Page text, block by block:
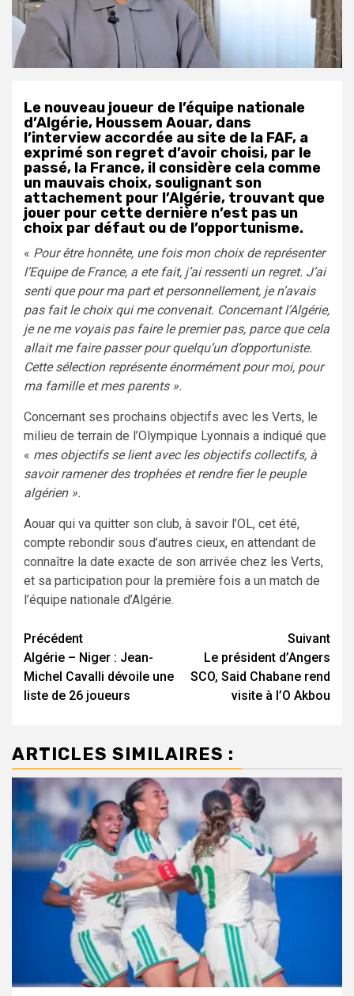
Le nouveau joueur de l’équipe nationale
d’Algérie, Houssem Aouar, dans
l’interview accordée au site de la FAF, a
exprimé son regret d’avoir choisi, par le
passé, la France, il considère cela comme
un mauvais choix, soulignant son
attachement pour l’Algérie, trouvant que
jouer pour cette dernière n’est pas un
choix par défaut ou de l’opportunisme.
« Pour être honnête, une fois mon choix de représenter
l’Equipe de France, a ete fait, j’ai ressenti un regret. J’ai
senti que pour ma part et personnellement, je n’avais
pas fait le choix qui me convenait. Concernant l’Algérie,
je ne me voyais pas faire le premier pas, parce que cela
allait me faire passer pour quelqu’un d’opportuniste.
Cette sélection représente énormément pour moi, pour
ma famille et mes parents ».
Concernant ses prochains objectifs avec les Verts, le
milieu de terrain de l’Olympique Lyonnais a indiqué que
« mes objectifs se lient avec les objectifs collectifs, à
savoir ramener des trophées et rendre fier le peuple
algérien ».
Aouar qui va quitter son club, à savoir l’OL, cet été,
compte rebondir sous d’autres cieux, en attendant de
connaître la date exacte de son arrivée chez les Verts,
et sa participation pour la première fois a un match de
l’équipe nationale d’Algérie.
Navigation
d’article
Précédent
Algérie – Niger : Jean-
Michel Cavalli dévoile une
liste de 26 joueurs
Suivant
Le président d’Angers
SCO, Said Chabane rend
visite à l’O Akbou
ARTICLES SIMILAIRES :